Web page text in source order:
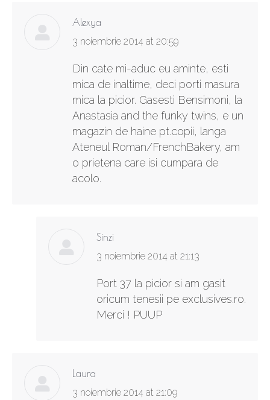
Alexya
says:
3 noiembrie 2014 at 20:59
Din cate mi-aduc eu aminte, esti
mica de inaltime, deci porti masura
mica la picior. Gasesti Bensimoni, la
Anastasia and the funky twins, e un
magazin de haine pt.copii, langa
Ateneul Roman/FrenchBakery, am
o prietena care isi cumpara de
acolo.
Sinzi
says:
3 noiembrie 2014 at 21:13
Port 37 la picior si am gasit
oricum tenesii pe exclusives.ro.
Merci ! PUUP
Laura
says:
3 noiembrie 2014 at 21:09